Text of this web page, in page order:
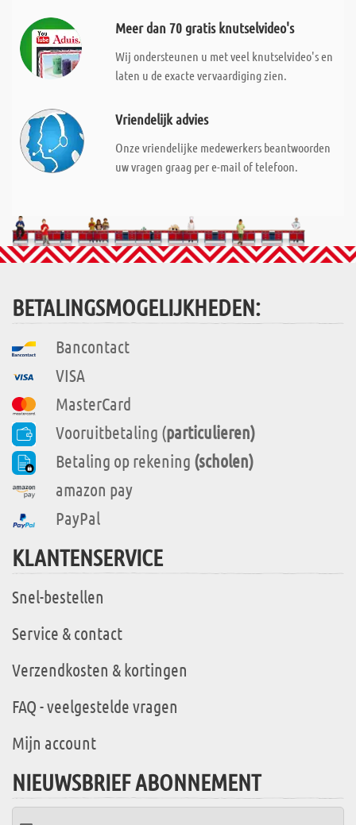
Meer dan 70 gratis knutselvideo's
Wij ondersteunen u met veel knutselvideo's en
laten u de exacte vervaardiging zien.
Vriendelijk advies
Onze vriendelijke medewerkers beantwoorden
uw vragen graag per e-mail of telefoon.
BETALINGSMOGELIJKHEDEN:
Bancontact
VISA
MasterCard
Vooruitbetaling (particulieren)
Betaling op rekening (scholen)
amazon pay
PayPal
KLANTENSERVICE
Snel-bestellen
Service & contact
Verzendkosten & kortingen
FAQ - veelgestelde vragen
Mijn account
NIEUWSBRIEF ABONNEMENT